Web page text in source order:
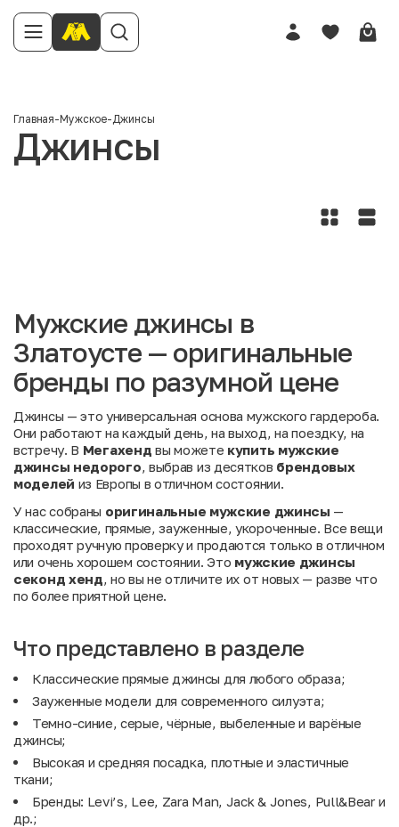
Главная-Мужское-Джинсы
Джинсы
Мужские джинсы в
Златоусте — оригинальные
бренды по разумной цене
Джинсы — это универсальная основа мужского гардероба.
Они работают на каждый день, на выход, на поездку, на
встречу. В Мегахенд вы можете купить мужские
джинсы недорого, выбрав из десятков брендовых
моделей из Европы в отличном состоянии.
У нас собраны оригинальные мужские джинсы —
классические, прямые, зауженные, укороченные. Все вещи
проходят ручную проверку и продаются только в отличном
или очень хорошем состоянии. Это мужские джинсы
секонд хенд, но вы не отличите их от новых — разве что
по более приятной цене.
Что представлено в разделе
Классические прямые джинсы для любого образа;
Зауженные модели для современного силуэта;
Темно-синие, серые, чёрные, выбеленные и варёные
джинсы;
Высокая и средняя посадка, плотные и эластичные
ткани;
Бренды: Levi’s, Lee, Zara Man, Jack & Jones, Pull&Bear и
др.;